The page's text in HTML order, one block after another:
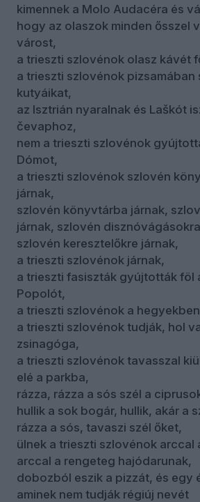
kimennek a Molo Audacéra és
hogy az olaszok minden ősszel
várost,
a trieszti szlovénok olasz kávét
a trieszti szlovénok pizsamában
kutyáikat,
az Isztrián nyaralnak és Laškót
čevaphoz,
nem a trieszti szlovénok
Dómot,
a trieszti szlovénok szlovén
járnak,
szlovén könyvtárba járnak,
járnak, szlovén
szlovén keresztelőkre járnak,
a trieszti szlovénok járnak,
a trieszti fasiszták gyújtották föl
Popolót,
a trieszti szlovénok a
a trieszti szlovénok tudják, hol
zsinagóga,
a trieszti szlovénok tavasszal
elé a parkba,
rázza, rázza a sós szél a
hullik a sok bogár, hullik, akár a
rázza a sós, tavaszi szél őket,
ülnek a trieszti szlovénok arccal
arccal a rengeteg hajódarunak,
dobozból eszik a pizzát, és egy
aminek nem tudják régiúj nevét